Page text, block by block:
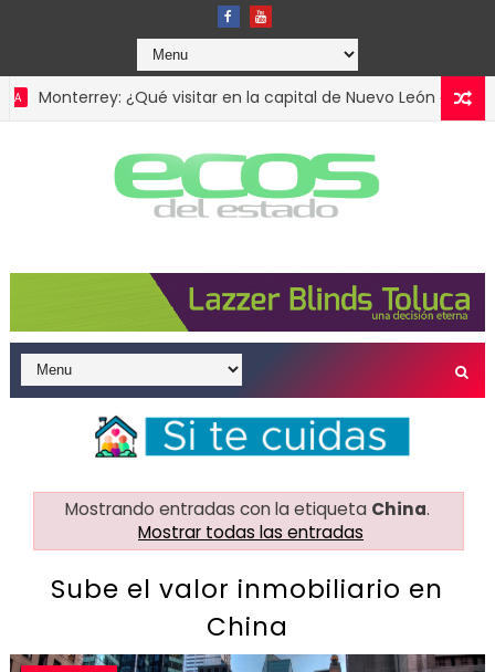
¿Qué visitar en la capital de Nuevo León además del
Mostrando entradas con la etiqueta China.
Mostrar todas las entradas
Sube el valor inmobiliario en
China